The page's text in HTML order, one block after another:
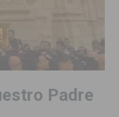
Padre